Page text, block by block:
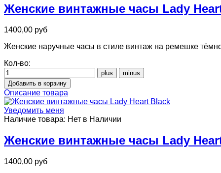
Женские винтажные часы Lady
1400,00 руб
Женские наручные часы в стиле винтаж на ремешке
Кол-во:
Описание товара
Уведомить меня
Наличие товара: Нет в Наличии
Женские винтажные часы Lady
1400,00 руб